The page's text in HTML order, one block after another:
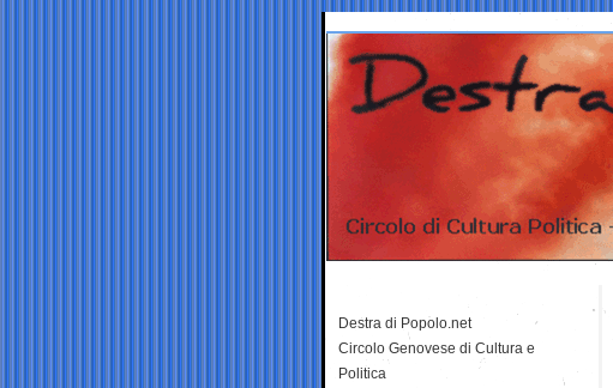
Destra di Popolo.net
Circolo Genovese di Cultura e
Politica